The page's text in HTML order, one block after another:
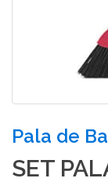
Pala de
SET